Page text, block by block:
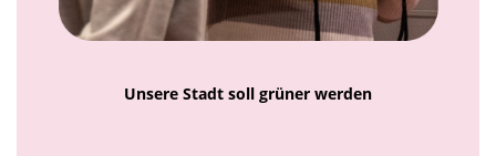
Unsere Stadt soll grüner werden